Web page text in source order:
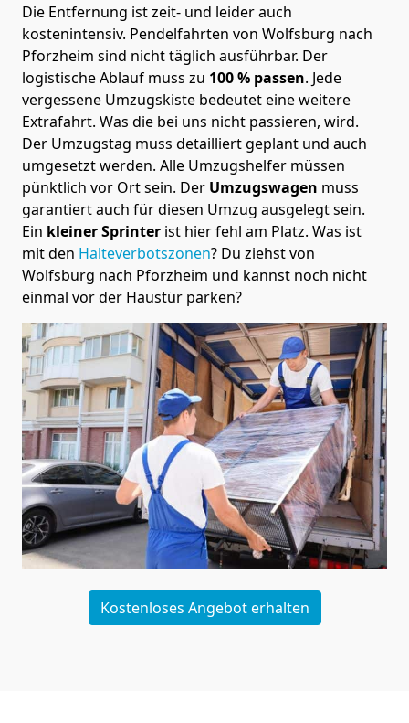
Die Entfernung ist zeit- und leider auch
kostenintensiv. Pendelfahrten von Wolfsburg nach
Pforzheim sind nicht täglich ausführbar. Der
logistische Ablauf muss zu 100 % passen. Jede
vergessene Umzugskiste bedeutet eine weitere
Extrafahrt. Was die bei uns nicht passieren, wird.
Der Umzugstag muss detailliert geplant und auch
umgesetzt werden. Alle Umzugshelfer müssen
pünktlich vor Ort sein. Der Umzugswagen muss
garantiert auch für diesen Umzug ausgelegt sein.
Ein kleiner Sprinter ist hier fehl am Platz. Was ist
mit den Halteverbotszonen? Du ziehst von
Wolfsburg nach Pforzheim und kannst noch nicht
einmal vor der Haustür parken?
Kostenloses Angebot erhalten